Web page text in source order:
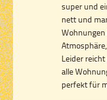
super und
nett und
Leider
alle
perfekt für